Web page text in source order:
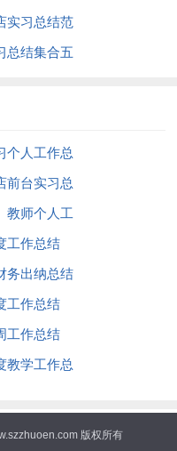
实习总结范
总结集合五
个人工作总
前台实习总
教师个人工
编九篇
工作总结
务出纳总结
工作总结
工作总结
教学工作总
版权所有